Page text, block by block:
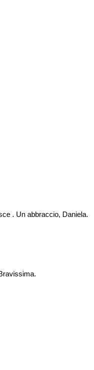
. Un abbraccio, Daniela.